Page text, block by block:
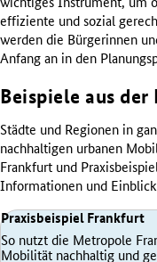
effiziente und sozial
werden die Bürgerinnen
Anfang an in den
Beispiele aus der
Städte und Regionen in
nachhaltigen urbanen
Frankfurt und
Informationen und
Praxisbeispiel Frankfurt
So nutzt die Metropole
Mobilität nachhaltig und